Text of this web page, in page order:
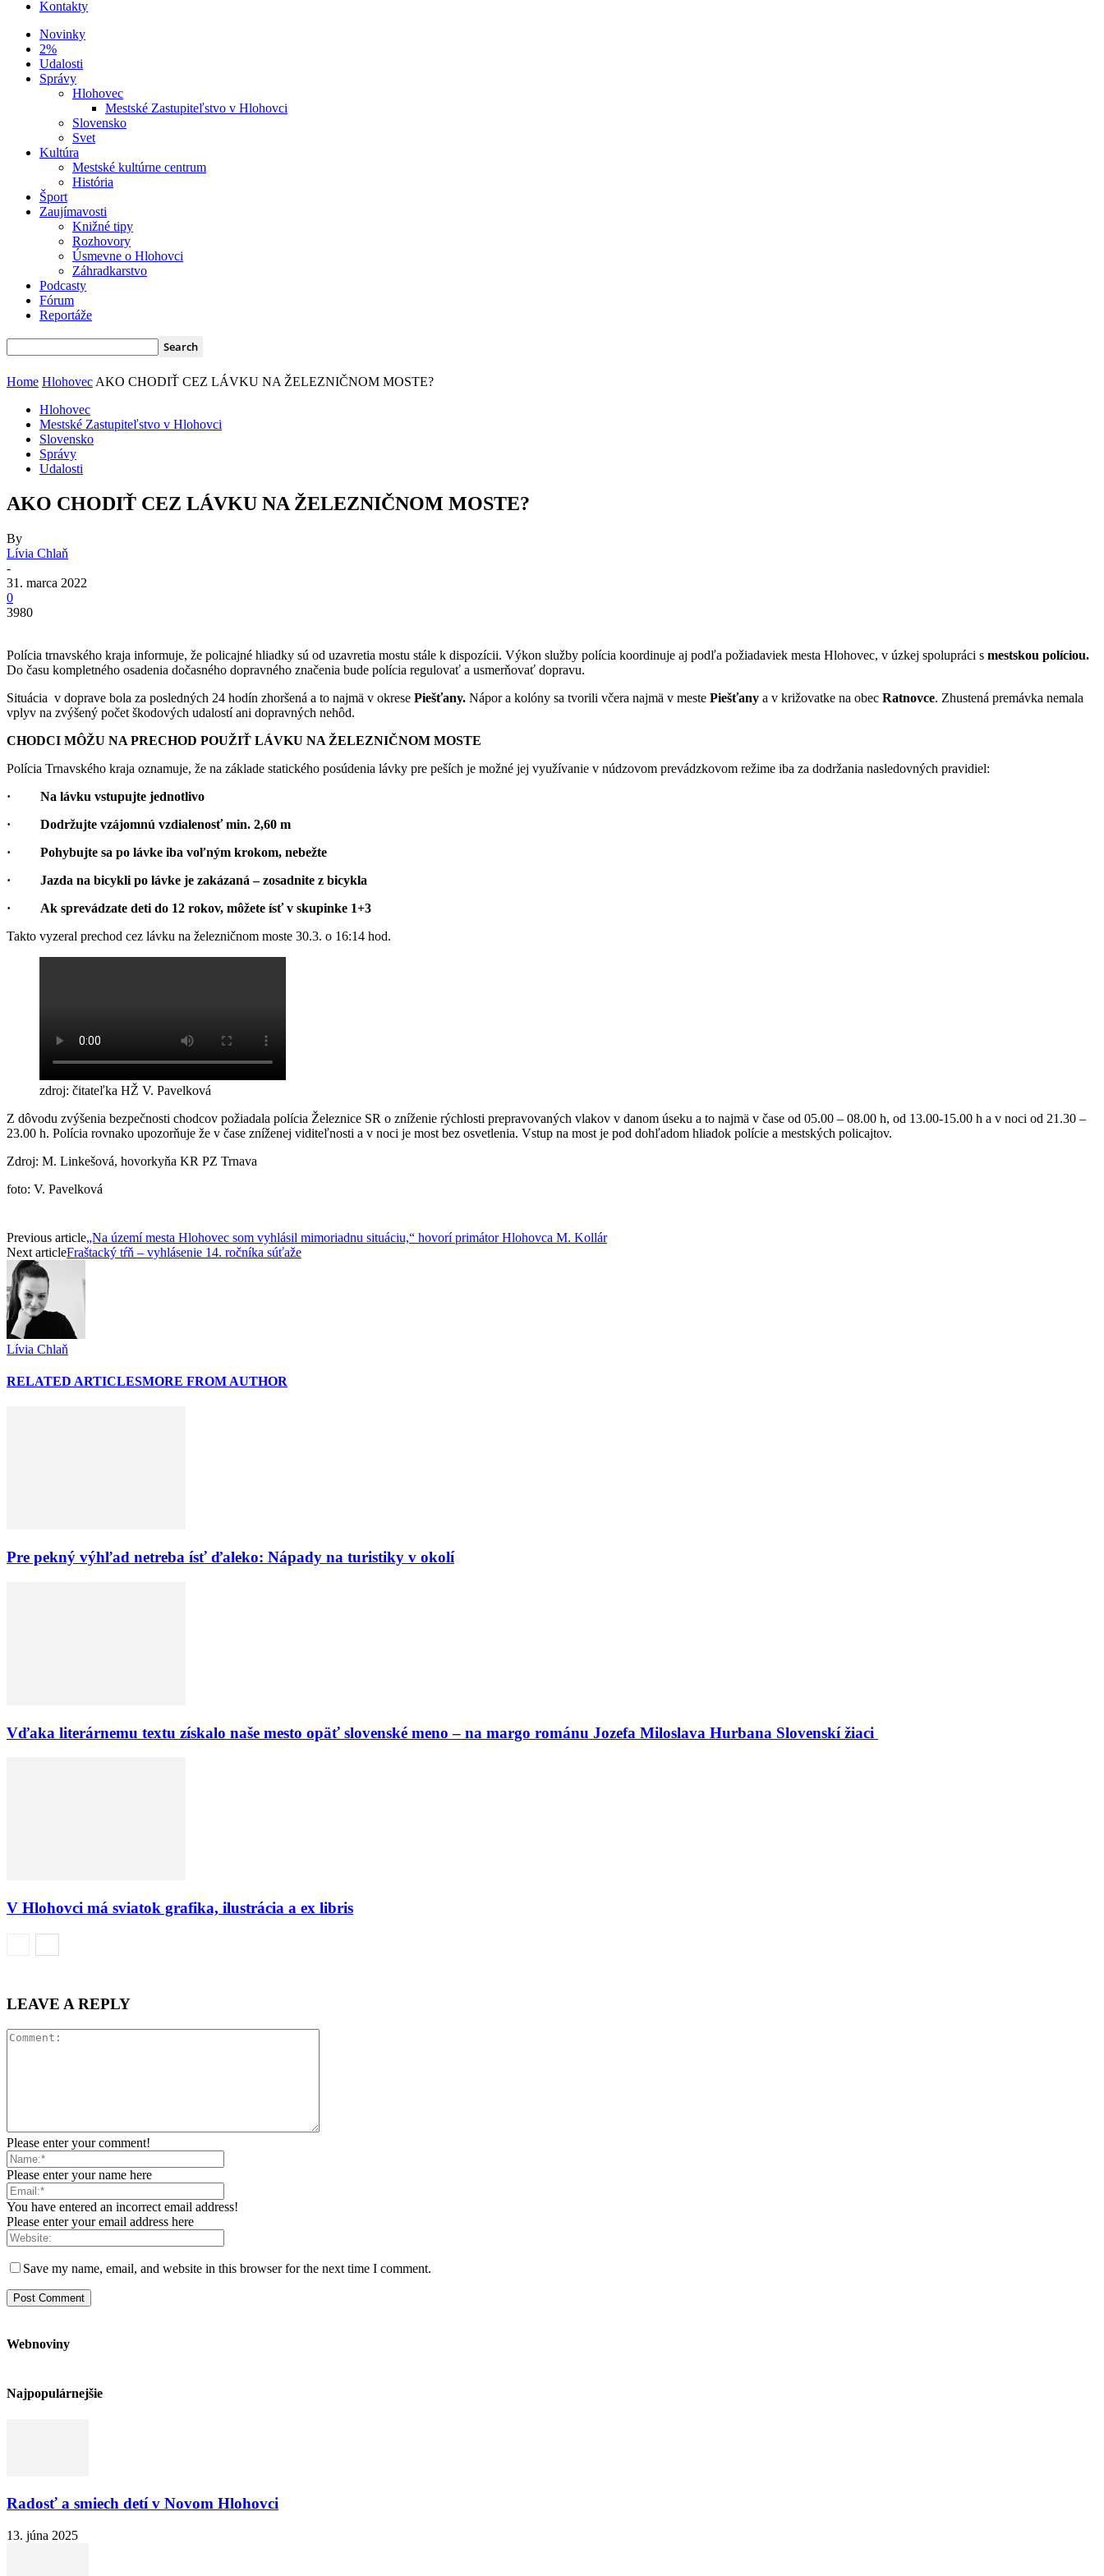
Kontakty
Novinky
2%
Udalosti
Správy
Hlohovec
Mestské Zastupiteľstvo v Hlohovci
Slovensko
Svet
Kultúra
Mestské kultúrne centrum
História
Šport
Zaujímavosti
Knižné tipy
Rozhovory
Úsmevne o Hlohovci
Záhradkarstvo
Podcasty
Fórum
Reportáže
Home Hlohovec AKO CHODIŤ CEZ LÁVKU NA ŽELEZNIČNOM MOSTE?
Hlohovec
Mestské Zastupiteľstvo v Hlohovci
Slovensko
Správy
Udalosti
AKO CHODIŤ CEZ LÁVKU NA ŽELEZNIČNOM MOSTE?
By
Lívia Chlaň
-
31. marca 2022
0
3980
Polícia trnavského kraja informuje, že policajné hliadky sú od uzavretia mostu stále k dispozícii. Výkon služby polícia koordinuje aj podľa požiadaviek mesta Hlohovec, v úzkej spolupráci s mestskou políciou.
Do času kompletného osadenia dočasného dopravného značenia bude polícia regulovať a usmerňovať dopravu.
Situácia v doprave bola za posledných 24 hodín zhoršená a to najmä v okrese Piešťany. Nápor a kolóny sa tvorili včera najmä v meste Piešťany a v križovatke na obec Ratnovce. Zhustená premávka nemala
vplyv na zvýšený počet škodových udalostí ani dopravných nehôd.
CHODCI MÔŽU NA PRECHOD POUŽIŤ LÁVKU NA ŽELEZNIČNOM MOSTE
Polícia Trnavského kraja oznamuje, že na základe statického posúdenia lávky pre peších je možné jej využívanie v núdzovom prevádzkovom režime iba za dodržania nasledovných pravidiel:
·
Na lávku vstupujte jednotlivo
·
Dodržujte vzájomnú vzdialenosť min. 2,60 m
·
Pohybujte sa po lávke iba voľným krokom, nebežte
·
Jazda na bicykli po lávke je zakázaná – zosadnite z bicykla
·
Ak sprevádzate deti do 12 rokov, môžete ísť v skupinke 1+3
Takto vyzeral prechod cez lávku na železničnom moste 30.3. o 16:14 hod.
zdroj: čitateľka HŽ V. Pavelková
Z dôvodu zvýšenia bezpečnosti chodcov požiadala polícia Železnice SR o zníženie rýchlosti prepravovaných vlakov v danom úseku a to najmä v čase od 05.00 – 08.00 h, od 13.00-15.00 h a v noci od 21.30 –
23.00 h. Polícia rovnako upozorňuje že v čase zníženej viditeľnosti a v noci je most bez osvetlenia. Vstup na most je pod dohľadom hliadok polície a mestských policajtov.
Zdroj: M. Linkešová, hovorkyňa KR PZ Trnava
foto: V. Pavelková
Previous article„Na území mesta Hlohovec som vyhlásil mimoriadnu situáciu,“ hovorí primátor Hlohovca M. Kollár
Next articleFraštacký tŕň – vyhlásenie 14. ročníka súťaže
Lívia Chlaň
RELATED ARTICLESMORE FROM AUTHOR
Pre pekný výhľad netreba ísť ďaleko: Nápady na turistiky v okolí
Vďaka literárnemu textu získalo naše mesto opäť slovenské meno – na margo románu Jozefa Miloslava Hurbana Slovenskí žiaci
V Hlohovci má sviatok grafika, ilustrácia a ex libris
LEAVE A REPLY
Please enter your comment!
Please enter your name here
You have entered an incorrect email address!
Please enter your email address here
Save my name, email, and website in this browser for the next time I comment.
Webnoviny
Najpopulárnejšie
Radosť a smiech detí v Novom Hlohovci
13. júna 2025